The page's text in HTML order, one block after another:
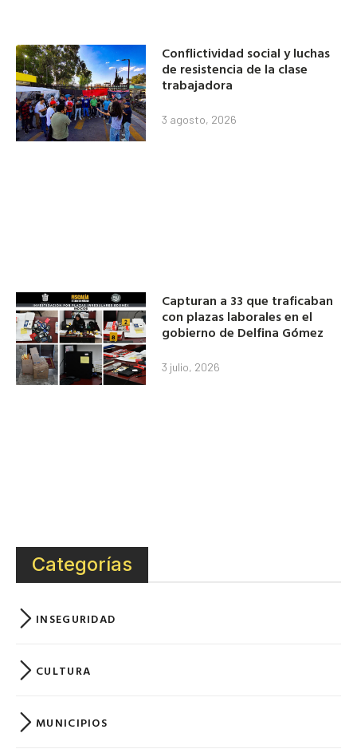
Conflictividad social y luchas
de resistencia de la clase
trabajadora
3 agosto, 2026
Capturan a 33 que traficaban
con plazas laborales en el
gobierno de Delfina Gómez
3 julio, 2026
Categorías
INSEGURIDAD
CULTURA
MUNICIPIOS